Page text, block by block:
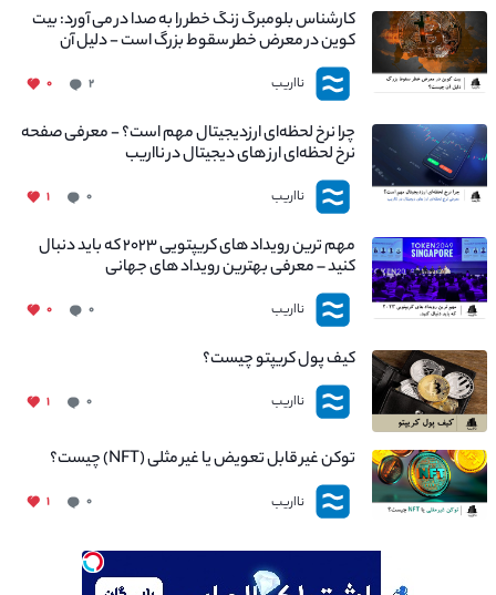
کارشناس بلومبرگ زنگ خطر را به صدا در می آورد: بیت
کوین در معرض خطر سقوط بزرگ است - دلیل آن
چیست؟
نااریب ۲ ۰
چرا نرخ لحظه‌ای ارزدیجیتال مهم است؟ - معرفی صفحه
نرخ لحظه‌ای ارز های دیجیتال در نااریب
نااریب ۰ ۱
مهم ترین رویداد های کریپتویی ۲۰۲۳ که باید دنبال
کنید – معرفی بهترین رویداد های جهانی
نااریب ۰ ۰
کیف پول کریپتو چیست؟
نااریب ۰ ۱
توکن غیر قابل تعویض یا غیر مثلی (NFT) چیست؟
نااریب ۰ ۱